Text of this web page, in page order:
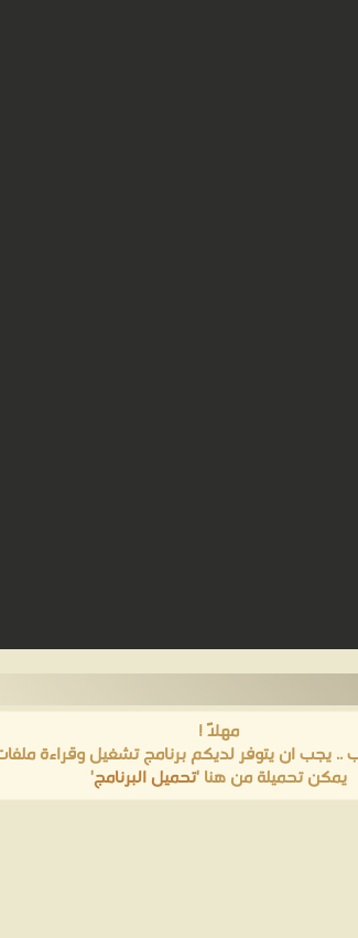
مهلاً !
.. يجب ان يتوفر لديكم برنامج تشغيل وقراءة
يمكن تحميلة من هنا 'تحميل البرنامج'